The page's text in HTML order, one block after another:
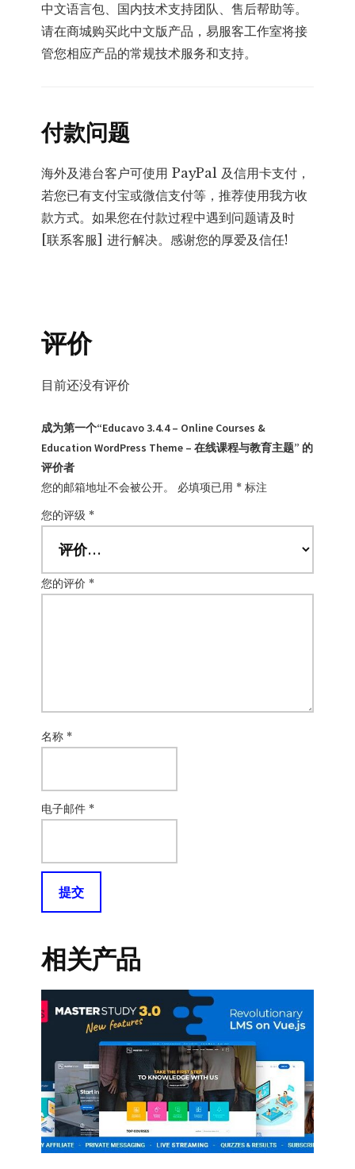
中文语言包、国内技术支持团队、售后帮助等。
请在商城购买此中文版产品，易服客工作室将接
管您相应产品的常规技术服务和支持。
付款问题
海外及港台客户可使用 PayPal 及信用卡支付，
若您已有支付宝或微信支付等，推荐使用我方收
款方式。如果您在付款过程中遇到问题请及时
[联系客服] 进行解决。感谢您的厚爱及信任!
评价
目前还没有评价
成为第一个“Educavo 3.4.4 – Online Courses &
Education WordPress Theme – 在线课程与教育主题” 的
评价者
您的邮箱地址不会被公开。
必填项已用 * 标注
您的评级 *
您的评价 *
名称 *
电子邮件 *
相关产品